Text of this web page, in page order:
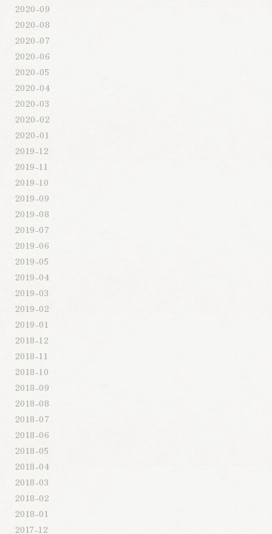
2020-09
2020-08
2020-07
2020-06
2020-05
2020-04
2020-03
2020-02
2020-01
2019-12
2019-11
2019-10
2019-09
2019-08
2019-07
2019-06
2019-05
2019-04
2019-03
2019-02
2019-01
2018-12
2018-11
2018-10
2018-09
2018-08
2018-07
2018-06
2018-05
2018-04
2018-03
2018-02
2018-01
2017-12